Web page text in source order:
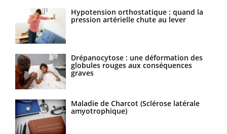
Hypotension orthostatique : quand la
pression artérielle chute au lever
Drépanocytose : une déformation des
globules rouges aux conséquences
graves
Maladie de Charcot (Sclérose latérale
amyotrophique)